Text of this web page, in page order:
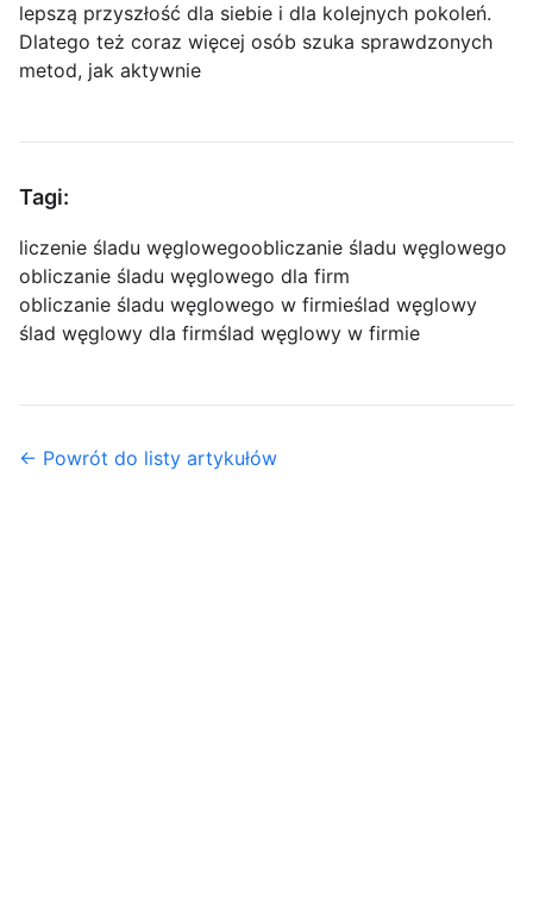
lepszą przyszłość dla siebie i dla kolejnych pokoleń.
Dlatego też coraz więcej osób szuka sprawdzonych
metod, jak aktywnie
Tagi:
liczenie śladu węglowegoobliczanie śladu węglowego
obliczanie śladu węglowego dla firm
obliczanie śladu węglowego w firmieślad węglowy
ślad węglowy dla firmślad węglowy w firmie
← Powrót do listy artykułów